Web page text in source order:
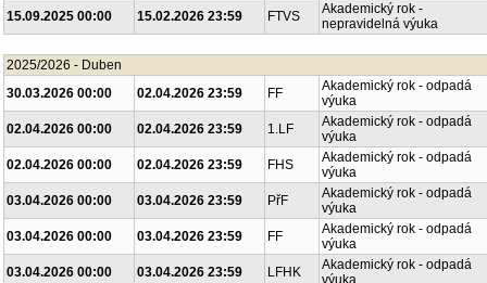
15.09.2025 00:00
15.02.2026 23:59 FTVS
Akademický rok -
nepravidelná výuka
2025/2026 - Duben
30.03.2026 00:00
02.04.2026 23:59 FF
Akademický rok - odpadá
výuka
02.04.2026 00:00
02.04.2026 23:59 1.LF
Akademický rok - odpadá
výuka
02.04.2026 00:00
02.04.2026 23:59 FHS
Akademický rok - odpadá
výuka
03.04.2026 00:00
03.04.2026 23:59 PřF
Akademický rok - odpadá
výuka
03.04.2026 00:00
03.04.2026 23:59 FF
Akademický rok - odpadá
výuka
03.04.2026 00:00
03.04.2026 23:59 LFHK
Akademický rok - odpadá
výuka